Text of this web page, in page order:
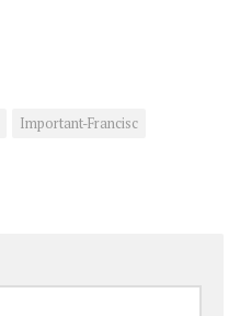
Important-Francisc